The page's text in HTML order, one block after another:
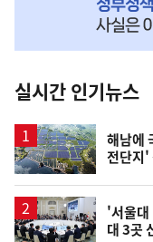
뉴
스
실시간 인기뉴스
해남에
전단지'
'서울
대 3곳